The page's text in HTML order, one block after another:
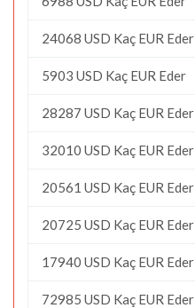
24068 USD Kaç EUR Eder
5903 USD Kaç EUR Eder
28287 USD Kaç EUR Eder
32010 USD Kaç EUR Eder
20561 USD Kaç EUR Eder
20725 USD Kaç EUR Eder
17940 USD Kaç EUR Eder
72985 USD Kaç EUR Eder